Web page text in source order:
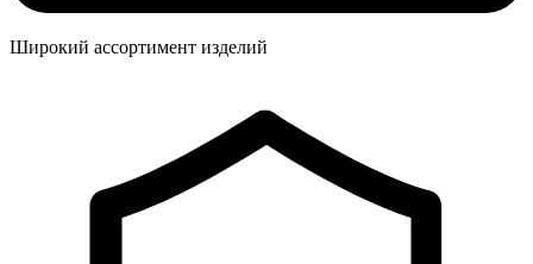
Широкий ассортимент изделий